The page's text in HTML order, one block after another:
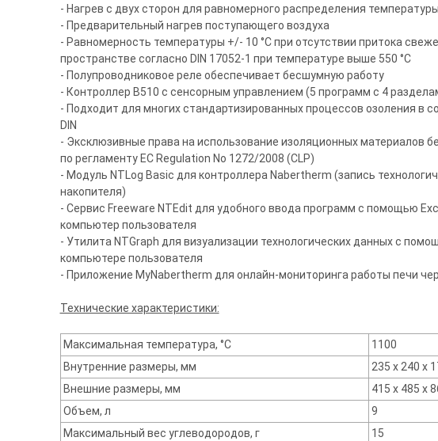
- Нагрев с двух сторон для равномерного распределения температуры
- Предварительный нагрев поступающего воздуха
- Равномерность температуры +/- 10 °C при отсутствии притока
пространстве согласно DIN 17052-1 при температуре выше 550 °C
- Полупроводниковое реле обеспечивает бесшумную работу
- Контроллер B510 с сенсорным управлением (5 программ с 4
- Подходит для многих стандартизированных процессов озоления в
DIN
- Эксклюзивные права на использование изоляционных материалов
по регламенту EC Regulation No 1272/2008 (CLP)
- Модуль NTLog Basic для контроллера Nabertherm (запись
накопителя)
- Сервис Freeware NTEdit для удобного ввода программ с помощью
компьютер пользователя
- Утилита NTGraph для визуализации технологических данных с
компьютере пользователя
- Приложение MyNabertherm для онлайн-мониторинга работы печи
Технические характеристики:
Максимальная температура, °С
1100
Внутренние размеры, мм
235 х 240 х
Внешние размеры, мм
415 х 485 х
Объем, л
9
Максимальный вес углеводородов, г
15